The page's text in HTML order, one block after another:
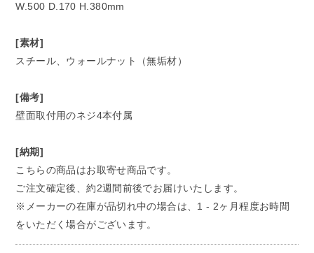
W.500 D.170 H.380mm
[素材]
スチール、ウォールナット（無垢材）
[備考]
壁面取付用のネジ4本付属
[納期]
こちらの商品はお取寄せ商品です。
ご注文確定後、約2週間前後でお届けいたします。
※メーカーの在庫が品切れ中の場合は、1 - 2ヶ月程度お時間
をいただく場合がございます。